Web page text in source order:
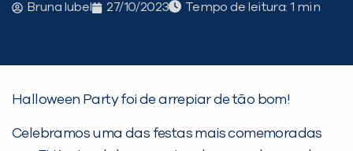
Bruna Iubel 27/10/2023 Tempo de leitura:
Halloween Party foi de arrepiar de tão bom!
Celebramos uma das festas mais comemoradas